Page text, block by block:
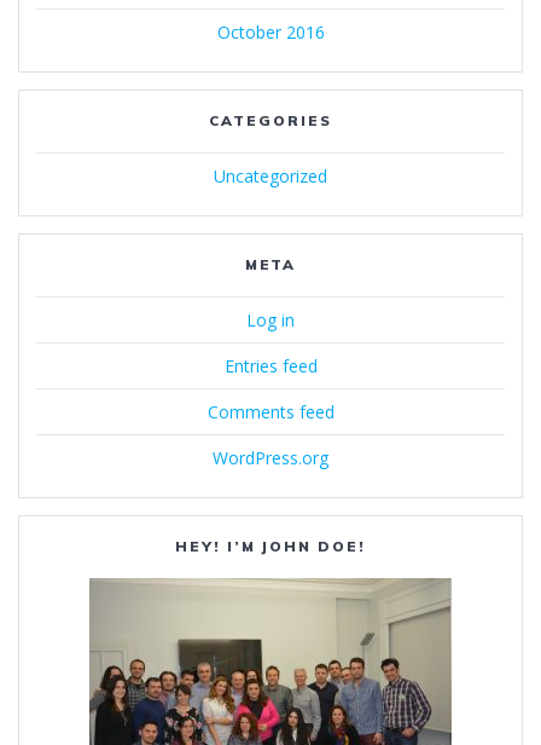
October 2016
CATEGORIES
Uncategorized
META
Log in
Entries feed
Comments feed
WordPress.org
HEY! I’M JOHN DOE!